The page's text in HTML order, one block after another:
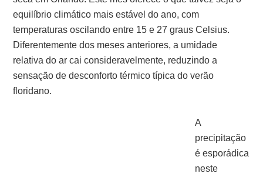
equilíbrio climático mais estável do ano, com
temperaturas oscilando entre 15 e 27 graus Celsius.
Diferentemente dos meses anteriores, a umidade
relativa do ar cai consideravelmente, reduzindo a
sensação de desconforto térmico típica do verão
floridano.
A
precipitação
é esporádica
neste